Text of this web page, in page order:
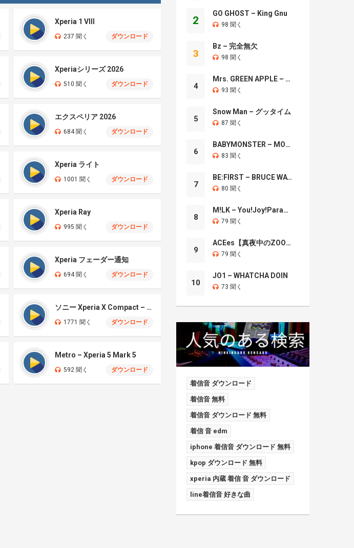
Xperia 1 VIII
237 聞く ダウンロード
Xperiaシリーズ 2026
510 聞く ダウンロード
エクスペリア 2026
684 聞く ダウンロード
Xperia ライト
1001 聞く ダウンロード
Xperia Ray
995 聞く ダウンロード
Xperia フェーダー通知
694 聞く ダウンロード
ソニー Xperia X Compact – シンセ
1771 聞く ダウンロード
Metro – Xperia 5 Mark 5
592 聞く ダウンロード
2
GO GHOST – King Gnu
98 聞く
3
Bz – 完全無欠
98 聞く
4
Mrs. GREEN APPLE – Brand New
93 聞く
5
Snow Man – グッタイム
87 聞く
6
BABYMONSTER – MOON
83 聞く
7
BE:FIRST – BRUCE WAYNE
80 聞く
8
M!LK – You!Joy!Parade!
79 聞く
9
ACEes【真夜中のZOO】
79 聞く
10
JO1 – WHATCHA DOIN
73 聞く
着信音 ダウンロード
着信音 無料
着信音 ダウンロード 無料
着信 音 edm
iphone 着信音 ダウンロード 無料
kpop ダウンロード 無料
xperia 内蔵 着信 音 ダウンロード
line着信音 好きな曲